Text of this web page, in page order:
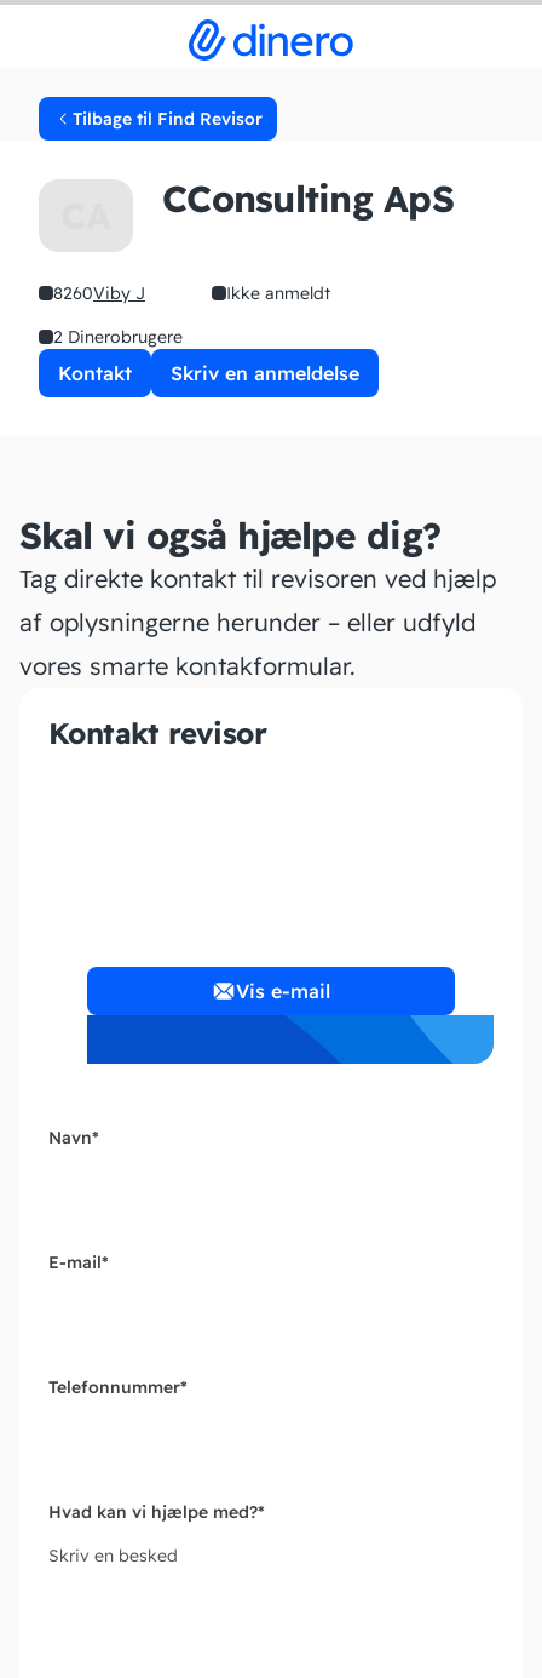
Tilbage til Find Revisor
CConsulting ApS
8260Viby J
Ikke anmeldt
2 Dinerobrugere
Kontakt Skriv en anmeldelse
Skal vi også hjælpe dig?
Tag direkte kontakt til revisoren ved hjælp
af oplysningerne herunder – eller udfyld
vores smarte kontakformular.
Kontakt revisor
Vis e-mail
Navn*
E-mail*
Telefonnummer*
Hvad kan vi hjælpe med?*
Skriv en besked